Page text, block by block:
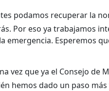
podamos recuperar la
Por eso ya trabajamos
Esperemos
vez que ya el Consejo de
hemos dado un paso